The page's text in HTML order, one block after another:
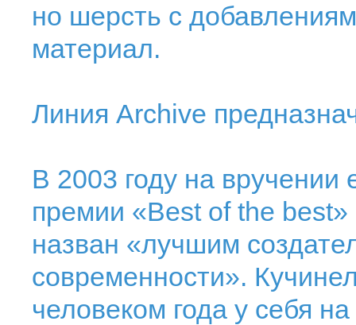
но шерсть с
материал.
Линия Archive
В 2003 году на вручении
премии «Best of the
назван «лучшим
современности».
человеком года у себя